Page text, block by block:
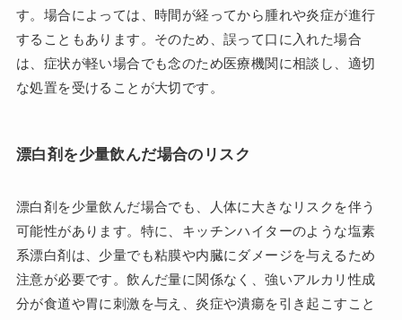
す。場合によっては、時間が経ってから腫れや炎症が進行
することもあります。そのため、誤って口に入れた場合
は、症状が軽い場合でも念のため医療機関に相談し、適切
な処置を受けることが大切です。
漂白剤を少量飲んだ場合のリスク
漂白剤を少量飲んだ場合でも、人体に大きなリスクを伴う
可能性があります。特に、キッチンハイターのような塩素
系漂白剤は、少量でも粘膜や内臓にダメージを与えるため
注意が必要です。飲んだ量に関係なく、強いアルカリ性成
分が食道や胃に刺激を与え、炎症や潰瘍を引き起こすこと